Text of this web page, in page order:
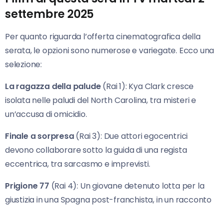
settembre 2025
Per quanto riguarda l’offerta cinematografica della
serata, le opzioni sono numerose e variegate. Ecco una
selezione:
La ragazza della palude(Rai 1): Kya Clark cresce
isolata nelle paludi del North Carolina, tra misteri e
un’accusa di omicidio.
Finale a sorpresa(Rai 3): Due attori egocentrici
devono collaborare sotto la guida di una regista
eccentrica, tra sarcasmo e imprevisti.
Prigione 77 (Rai 4): Un giovane detenuto lotta per la
giustizia in una Spagna post-franchista, in un racconto